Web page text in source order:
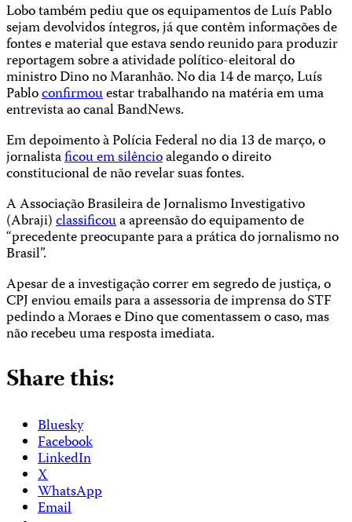
Lobo também pediu que os equipamentos de Luís Pablo
sejam devolvidos íntegros, já que contêm informações de
fontes e material que estava sendo reunido para produzir
reportagem sobre a atividade político-eleitoral do
ministro Dino no Maranhão. No dia 14 de março, Luís
Pabloconfirmouestar trabalhando na matéria em uma
entrevista ao canal BandNews.
Em depoimento à Polícia Federal no dia 13 de março, o
jornalistaficou em silêncioalegando o direito
constitucional de não revelar suas fontes.
A Associação Brasileira de Jornalismo Investigativo
(Abraji)classificoua apreensão do equipamento de
“precedente preocupante para a prática do jornalismo no
Brasil”.
Apesar de a investigação correr em segredo de justiça, o
CPJ enviou emails para a assessoria de imprensa do STF
pedindo a Moraes e Dino que comentassem o caso, mas
não recebeu uma resposta imediata.
Share this:
Bluesky
Facebook
LinkedIn
X
WhatsApp
Email